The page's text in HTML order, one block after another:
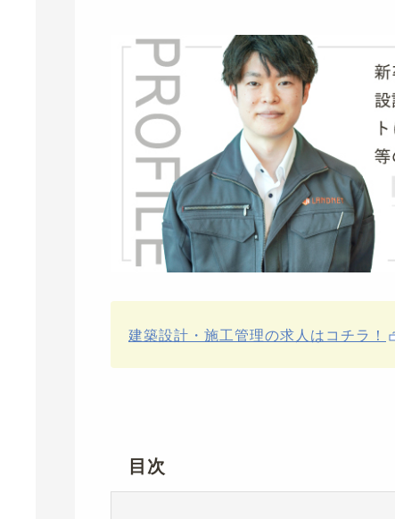
建築設計・施工管理の求人はコチラ！
目次